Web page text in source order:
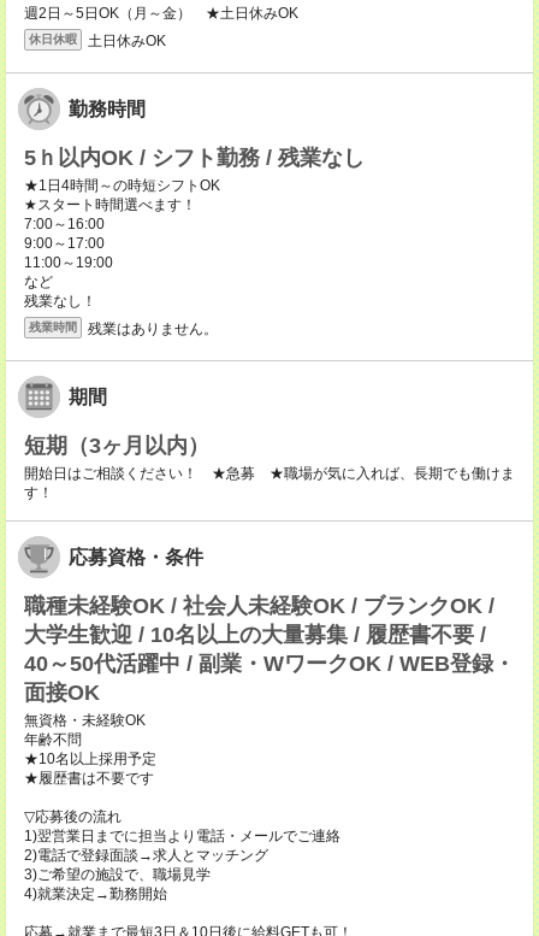
週2日～5日OK（月～金） ★土日休みOK
休日休暇 土日休みOK
勤務時間
5ｈ以内OK / シフト勤務 / 残業なし
★1日4時間～の時短シフトOK
★スタート時間選べます！
7:00～16:00
9:00～17:00
11:00～19:00
など
残業なし！
残業時間 残業はありません。
期間
短期（3ヶ月以内）
開始日はご相談ください！ ★急募 ★職場が気に入れば、長期でも働けま
す！
応募資格・条件
職種未経験OK / 社会人未経験OK / ブランクOK /
大学生歓迎 / 10名以上の大量募集 / 履歴書不要 /
40～50代活躍中 / 副業・WワークOK / WEB登録・
面接OK
無資格・未経験OK
年齢不問
★10名以上採用予定
★履歴書は不要です
▽応募後の流れ
1)翌営業日までに担当より電話・メールでご連絡
2)電話で登録面談→求人とマッチング
3)ご希望の施設で、職場見学
4)就業決定→勤務開始
応募→就業まで最短3日＆10日後に給料GETも可！